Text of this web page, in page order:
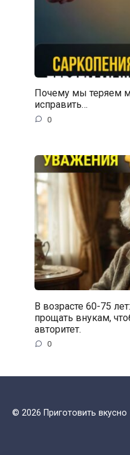
Почему мы теряем
исправить…
0
В возрасте 60-75
прощать внукам,
авторитет.
0
© 2026 Приготовить вкусно